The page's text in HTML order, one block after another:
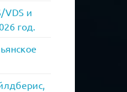
VDS и
год.